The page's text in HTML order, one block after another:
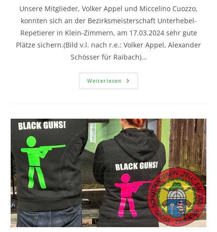
Unsere Mitglieder, Volker Appel und Miccelino Cuozzo,
konnten sich an der Bezirksmeisterschaft Unterhebel-
Repetierer in Klein-Zimmern, am 17.03.2024 sehr gute
Plätze sichern.(Bild v.l. nach r.e.: Volker Appel, Alexander
Schösser für Raibach)…
Weiterlesen